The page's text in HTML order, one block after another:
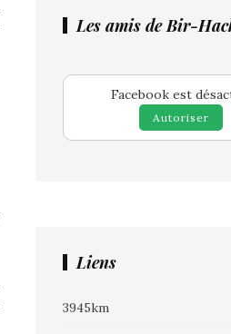
Les amis de Bir-
Facebook est
Autoriser
Liens
3945km